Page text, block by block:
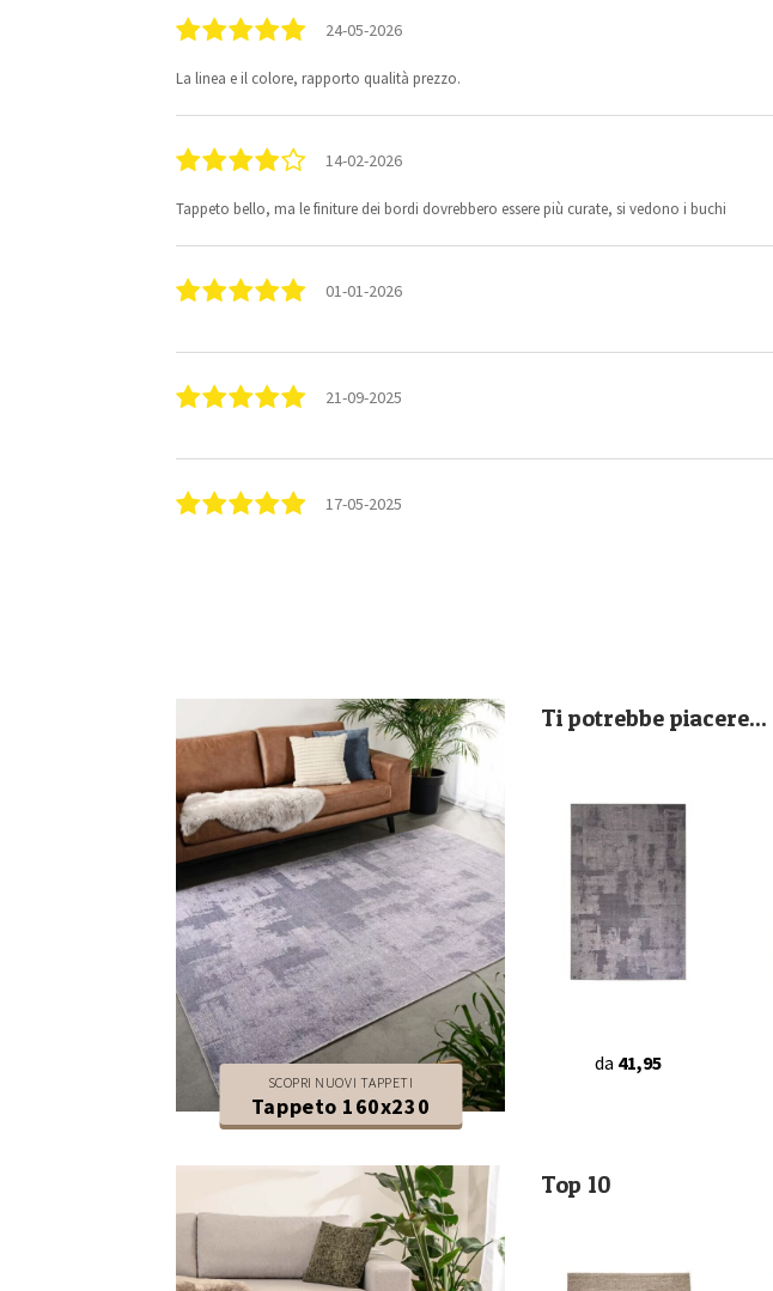
24-05-2026
La linea e il colore, rapporto qualità prezzo.
14-02-2026
Tappeto bello, ma le finiture dei bordi dovrebbero essere più curate, si vedono i buchi
01-01-2026
21-09-2025
17-05-2025
SCOPRI NUOVI TAPPETI
Tappeto 160x230
Ti potrebbe piacere...
da 41,95
Top 10